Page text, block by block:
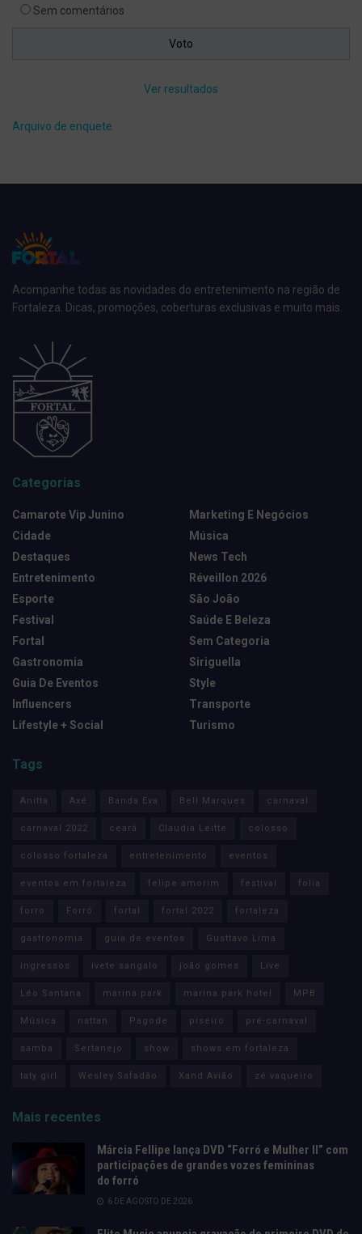
Sem comentários
Ver resultados
Arquivo de enquete
Acompanhe todas as novidades do entretenimento na região de
Fortaleza. Dicas, promoções, coberturas exclusivas e muito mais.
Categorias
Camarote Vip Junino
Cidade
Destaques
Entretenimento
Esporte
Festival
Fortal
Gastronomia
Guia De Eventos
Influencers
Lifestyle + Social
Marketing E Negócios
Música
News Tech
Réveillon 2026
São João
Saúde E Beleza
Sem Categoria
Siriguella
Style
Transporte
Turismo
Tags
Anitta Axé Banda Eva Bell Marques carnaval
carnaval 2022 ceará Claudia Leitte colosso
colosso fortaleza entretenimento eventos
eventos em fortaleza felipe amorim festival folia
forro Forró fortal fortal 2022 fortaleza
gastronomia guia de eventos Gusttavo Lima
ingressos ivete sangalo joão gomes Live
Léo Santana marina park marina park hotel MPB
Música nattan Pagode piseiro pré-carnaval
samba Sertanejo show shows em fortaleza
taty girl Wesley Safadão Xand Avião zé vaqueiro
Mais recentes
Márcia Fellipe lança DVD “Forró e Mulher II” com
participações de grandes vozes femininas
do forró
6 DE AGOSTO DE 2026